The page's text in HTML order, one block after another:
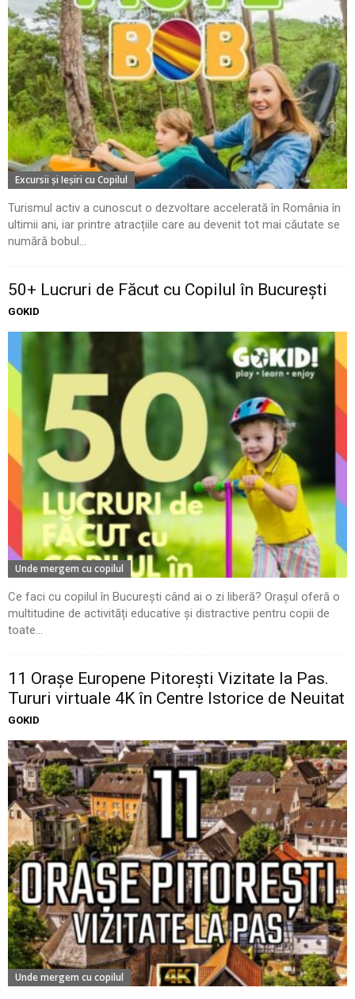
Excursii şi Ieşiri cu Copilul
Turismul activ a cunoscut o dezvoltare accelerată în România în
ultimii ani, iar printre atracțiile care au devenit tot mai căutate se
numără bobul...
50+ Lucruri de Făcut cu Copilul în București
GOKID
Unde mergem cu copilul
Ce faci cu copilul în București când ai o zi liberă? Orașul oferă o
multitudine de activități educative și distractive pentru copii de
toate...
11 Oraşe Europene Pitoreşti Vizitate la Pas.
Tururi virtuale 4K în Centre Istorice de Neuitat
GOKID
Unde mergem cu copilul